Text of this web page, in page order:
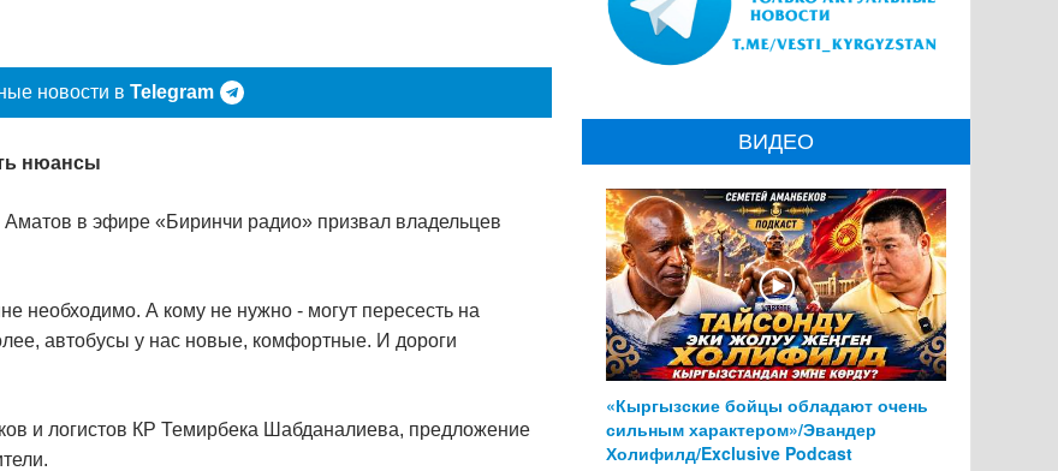
новости в Telegram
нюансы
в эфире «Биринчи радио» призвал владельцев
необходимо. А кому не нужно - могут пересесть на
автобусы у нас новые, комфортные. И дороги
и логистов КР Темирбека Шабданалиева, предложение
ВИДЕО
«Кыргызские бойцы обладают очень
сильным характером»/Эвандер
Холифилд/Exclusive Podcast